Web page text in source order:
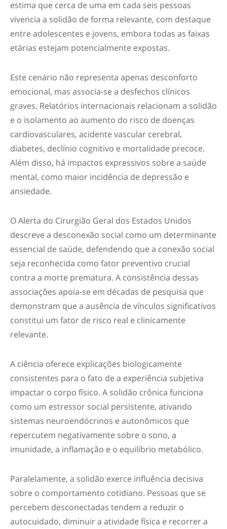
estima que cerca de uma em cada seis pessoas
vivencia a solidão de forma relevante, com destaque
entre adolescentes e jovens, embora todas as faixas
etárias estejam potencialmente expostas.
Este cenário não representa apenas desconforto
emocional, mas associa-se a desfechos clínicos
graves. Relatórios internacionais relacionam a solidão
e o isolamento ao aumento do risco de doenças
cardiovasculares, acidente vascular cerebral,
diabetes, declínio cognitivo e mortalidade precoce.
Além disso, há impactos expressivos sobre a saúde
mental, como maior incidência de depressão e
ansiedade.
O Alerta do Cirurgião Geral dos Estados Unidos
descreve a desconexão social como um determinante
essencial de saúde, defendendo que a conexão social
seja reconhecida como fator preventivo crucial
contra a morte prematura. A consistência dessas
associações apoia-se em décadas de pesquisa que
demonstram que a ausência de vínculos significativos
constitui um fator de risco real e clinicamente
relevante.
A ciência oferece explicações biologicamente
consistentes para o fato de a experiência subjetiva
impactar o corpo físico. A solidão crônica funciona
como um estressor social persistente, ativando
sistemas neuroendócrinos e autonômicos que
repercutem negativamente sobre o sono, a
imunidade, a inflamação e o equilíbrio metabólico.
Paralelamente, a solidão exerce influência decisiva
sobre o comportamento cotidiano. Pessoas que se
percebem desconectadas tendem a reduzir o
autocuidado, diminuir a atividade física e recorrer a